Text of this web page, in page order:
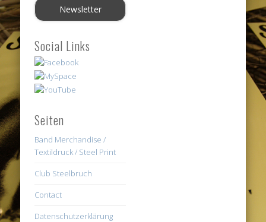
Social Links
Seiten
Band Merchandise /
Textildruck / Steel Print
Club Steelbruch
Contact
Datenschutzerklärung